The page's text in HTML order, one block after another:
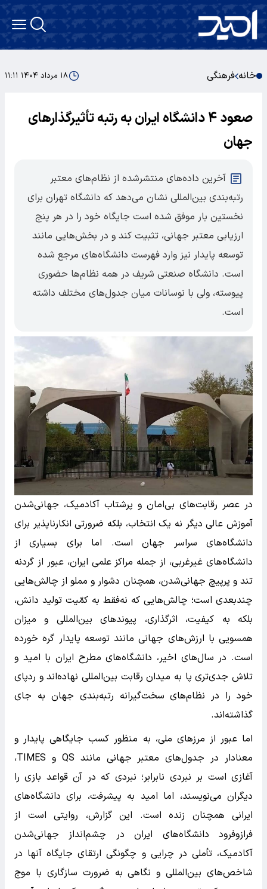
خانه فرهنگی ۱۸ مرداد ۱۴۰۴ ۱۱:۱۱
صعود ۴ دانشگاه ایران به رتبه تأثیرگذارهای
جهان
آخرین داده‌های منتشرشده از نظام‌های معتبر
رتبه‌بندی بین‌المللی نشان می‌دهد که دانشگاه تهران برای
نخستین بار موفق شده است جایگاه خود را در هر پنج
ارزیابی معتبر جهانی، تثبیت کند و در بخش‌هایی مانند
توسعه پایدار نیز وارد فهرست دانشگاه‌های مرجع شده
است. دانشگاه صنعتی شریف در همه نظام‌ها حضوری
پیوسته، ولی با نوسانات میان جدول‌های مختلف داشته
است.
در عصر رقابت‌های بی‌امان و پرشتاب آکادمیک، جهانی‌شدن
آموزش عالی دیگر نه یک انتخاب، بلکه ضرورتی انکارناپذیر برای
دانشگاه‌های سراسر جهان است. اما برای بسیاری از
دانشگاه‌های غیرغربی، از جمله مراکز علمی ایران، عبور از گردنه
تند و پرپیچ جهانی‌شدن، همچنان دشوار و مملو از چالش‌هایی
چندبعدی است؛ چالش‌هایی که نه‌فقط به کمّیت تولید دانش،
بلکه به کیفیت، اثرگذاری، پیوندهای بین‌المللی و میزان
همسویی با ارزش‌های جهانی مانند توسعه پایدار گره خورده
است. در سال‌های اخیر، دانشگاه‌های مطرح ایران با امید و
تلاش جدی‌تری پا به میدان رقابت بین‌المللی نهاده‌اند و ردپای
خود را در نظام‌های سخت‌گیرانه رتبه‌بندی جهان به جای
گذاشته‌اند.
اما عبور از مرزهای ملی، به منظور کسب جایگاهی پایدار و
معنادار در جدول‌های معتبر جهانی مانند QS و TIMES،
آغازی است بر نبردی نابرابر؛ نبردی که در آن قواعد بازی را
دیگران می‌نویسند، اما امید به پیشرفت، برای دانشگاه‌های
ایرانی همچنان زنده است. این گزارش، روایتی است از
فراز‌و‌فرود دانشگاه‌های ایران در چشم‌انداز جهانی‌شدن
آکادمیک، تأملی در چرایی و چگونگی ارتقای جایگاه آنها در
شاخص‌های بین‌المللی و نگاهی به ضرورت سازگاری با موج